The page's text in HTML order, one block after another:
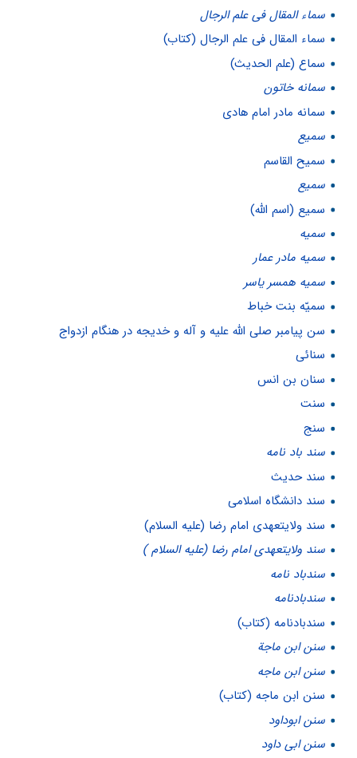
سماء المقال فى علم الرجال
سماء المقال فى علم الرجال (کتاب)
سماع (علم الحدیث)
سمانه خاتون
سمانه مادر امام هادی
سميع
سمیح القاسم
سمیع
سمیع (اسم الله)
سمیه
سمیه مادر عمار
سمیه همسر یاسر
سمیّه بنت خباط
سن پیامبر صلی الله علیه و آله و خدیجه در هنگام ازدواج
سنائی
سنان بن انس
سنت
سنج
سند باد نامه
سند حدیث
سند دانشگاه اسلامی
سند ولایتعهدی امام رضا (علیه السلام)
سند ولایتعهدی امام رضا (علیه السلام )
سندباد نامه
سندبادنامه
سندبادنامه (کتاب)
سنن ابن ماجة
سنن ابن ماجه
سنن ابن ماجه (کتاب)
سنن ابوداود
سنن ابى داود